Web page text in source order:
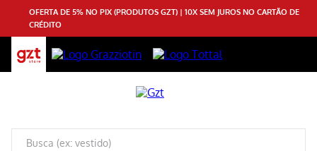
OFERTA DE 5% NO PIX (PRODUTOS GZT) | 10X SEM JUROS NO CARTÃO DE
CRÉDITO